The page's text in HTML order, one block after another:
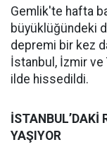
Gemlik'te hafta
büyüklüğündeki
depremi bir kez
İstanbul, İzmir
ilde hissedildi.
İSTANBUL’DAKİ
YAŞIYOR